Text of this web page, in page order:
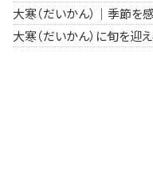
大寒（だいかん）｜季節を
大寒（だいかん）に旬を迎